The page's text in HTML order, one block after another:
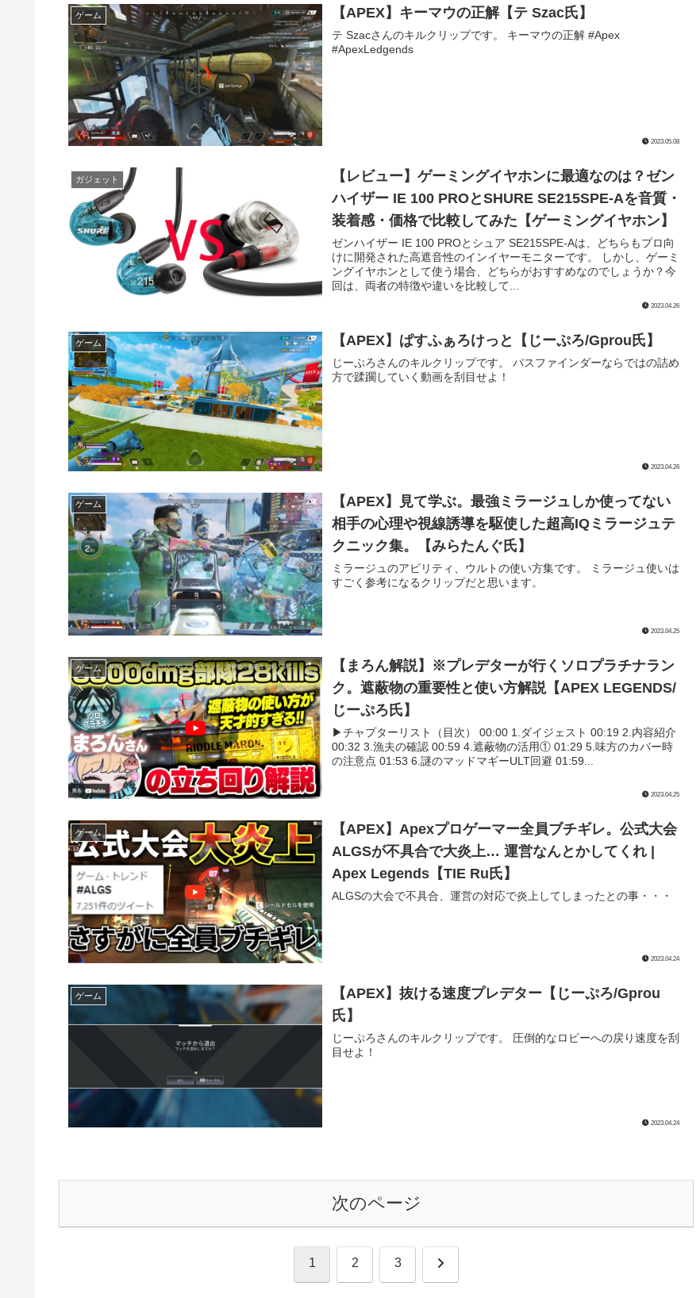
ゲーム 【APEX】キーマウの正解【テ Szac氏】
テ Szacさんのキルクリップです。 キーマウの正解 #Apex
#ApexLedgends
2023.05.08
ガジェット
【レビュー】ゲーミングイヤホンに最適なのは？ゼン
ハイザー IE 100 PROとSHURE SE215SPE-Aを音質・
装着感・価格で比較してみた【ゲーミングイヤホン】
ゼンハイザー IE 100 PROとシュア SE215SPE-Aは、どちらもプロ向
けに開発された高遮音性のインイヤーモニターです。 しかし、ゲーミ
ングイヤホンとして使う場合、どちらがおすすめなのでしょうか？今
回は、両者の特徴や違いを比較して...
2023.04.26
ゲーム 【APEX】ぱすふぁろけっと【じーぷろ/Gprou氏】
じーぷろさんのキルクリップです。 パスファインダーならではの詰め
方で蹂躙していく動画を刮目せよ！
2023.04.26
ゲーム
【APEX】見て学ぶ。最強ミラージュしか使ってない
相手の心理や視線誘導を駆使した超高IQミラージュテ
クニック集。【みらたんぐ氏】
ミラージュのアビリティ、ウルトの使い方集です。 ミラージュ使いは
すごく参考になるクリップだと思います。
2023.04.25
ゲーム
【まろん解説】※プレデターが行くソロプラチナラン
ク。遮蔽物の重要性と使い方解説【APEX LEGENDS/
じーぷろ氏】
▶︎チャプターリスト（目次） 00:00 1.ダイジェスト 00:19 2.内容紹介
00:32 3.漁夫の確認 00:59 4.遮蔽物の活用① 01:29 5.味方のカバー時
の注意点 01:53 6.謎のマッドマギーULT回避 01:59...
2023.04.25
ゲーム
【APEX】Apexプロゲーマー全員ブチギレ。公式大会
ALGSが不具合で大炎上… 運営なんとかしてくれ |
Apex Legends【TIE Ru氏】
ALGSの大会で不具合、運営の対応で炎上してしまったとの事・・・
2023.04.24
ゲーム
【APEX】抜ける速度プレデター【じーぷろ/Gprou
氏】
じーぷろさんのキルクリップです。 圧倒的なロビーへの戻り速度を刮
目せよ！
2023.04.24
次のページ
1 2 3 次